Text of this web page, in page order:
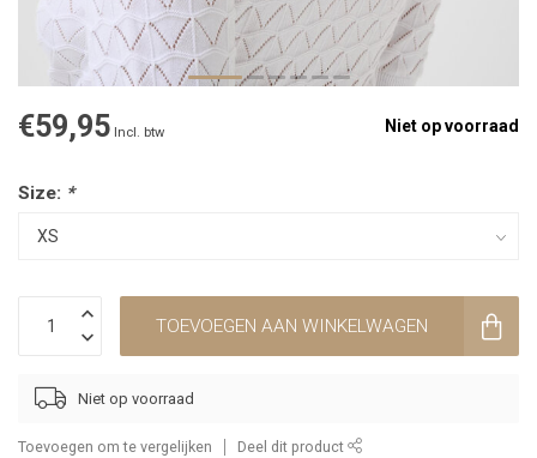
€59,95 Incl. btw Niet op voorraad
Size: *
TOEVOEGEN AAN WINKELWAGEN
Niet op voorraad
Toevoegen om te vergelijken Deel dit product